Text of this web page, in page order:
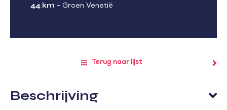
44 km - Groen Venetië
Terug naar lijst
Beschrijving